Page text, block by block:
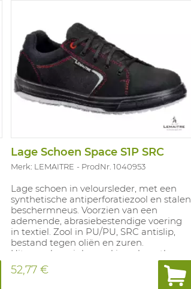
Lage Schoen Space S1P SRC
Merk: LEMAITRE ProdNr. 1040953
Lage schoen in veloursleder, met een
synthetische antiperforatiezool en stalen
beschermneus. Voorzien van een
ademende, abrasiebestendige voering
in textiel. Zool in PU/PU, SRC antislip,
bestand tegen oliën en zuren.
Uitneembare inlegzool in polyurethaan
met textiel laag. Maten: 36-48.
52,77 €